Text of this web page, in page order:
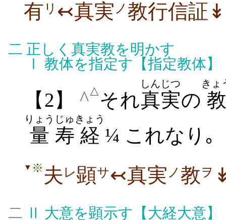
有 リ ↢真実 ノ 教行信証
二 正しく真実教を明かす
Ⅰ
教体を指定す【指定教体】
【2】 ^△ それ真実
しんじつ
の 教
きょ
量
りょう
寿
じゅ
経
きょう
¼ これなり｡
▼ ※夫 レ顕サ↢真実 ノ 教ヲ
二 Ⅱ 大意を顕示す【大経大意】